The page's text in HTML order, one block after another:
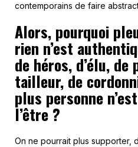
contemporains de faire
Alors, pourquoi
rien n’est
de héros, d’élu, de
tailleur, de
plus personne
l’être ?
On ne pourrait plus supporter,